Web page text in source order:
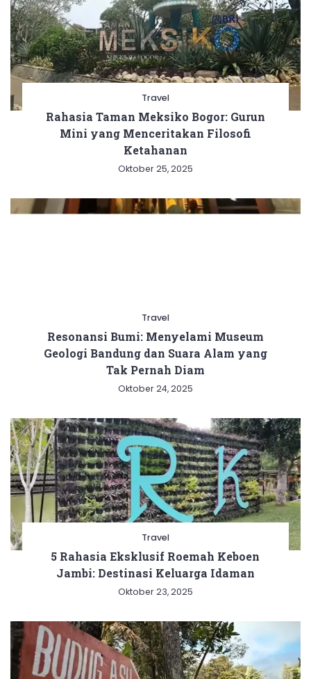
Travel
Rahasia Taman Meksiko Bogor: Gurun
Mini yang Menceritakan Filosofi
Ketahanan
Oktober 25, 2025
Travel
Resonansi Bumi: Menyelami Museum
Geologi Bandung dan Suara Alam yang
Tak Pernah Diam
Oktober 24, 2025
Travel
5 Rahasia Eksklusif Roemah Keboen
Jambi: Destinasi Keluarga Idaman
Oktober 23, 2025